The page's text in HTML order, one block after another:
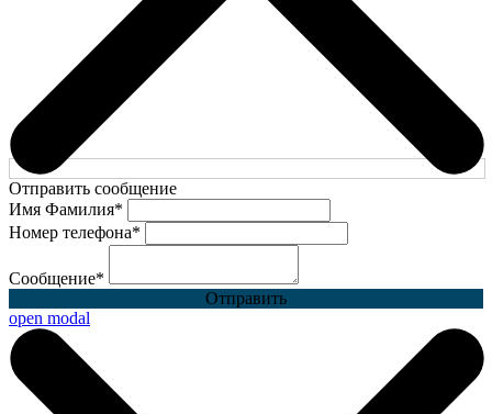
Отправить сообщение
Имя Фамилия*
Номер телефона*
Сообщение*
Отправить
open modal